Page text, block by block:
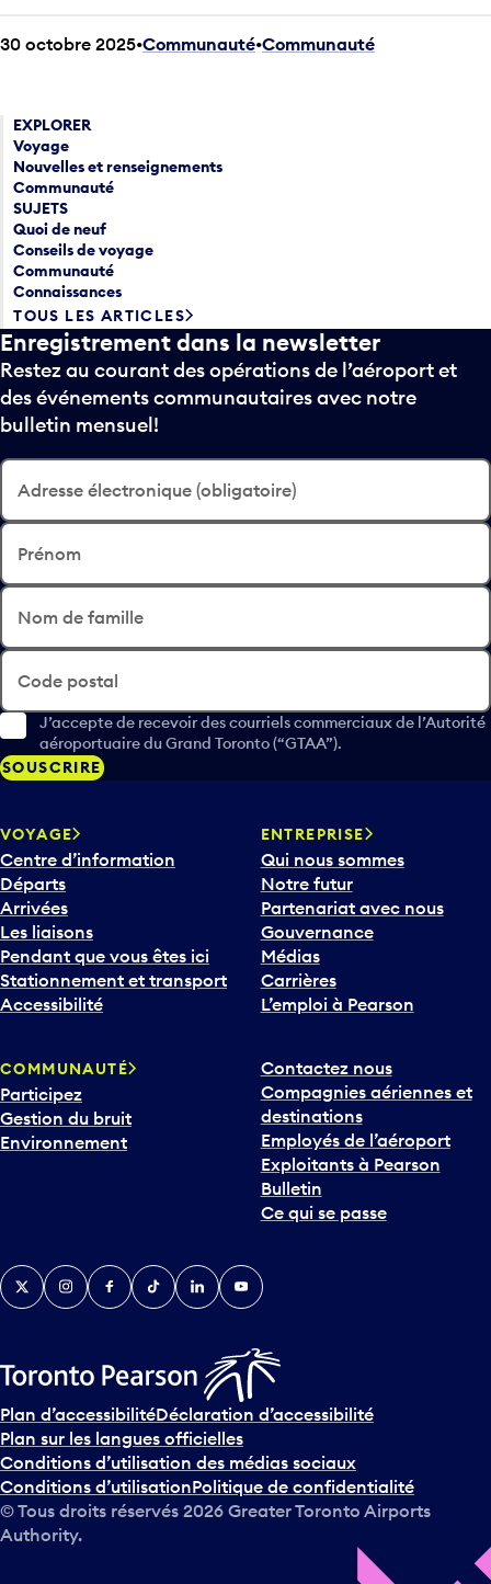
30 octobre 2025 Communauté•Communauté
EXPLORER
Voyage
Nouvelles et renseignements
Communauté
SUJETS
Quoi de neuf
Conseils de voyage
Communauté
Connaissances
TOUS LES ARTICLES
Enregistrement dans la newsletter
Restez au courant des opérations de l’aéroport et
des événements communautaires avec notre
bulletin mensuel!
Adresse électronique (obligatoire)
Prénom
Nom de famille
Code postal
J’accepte de recevoir des courriels commerciaux de l’Autorité
aéroportuaire du Grand Toronto (“GTAA”).
SOUSCRIRE
VOYAGE
Centre d’information
Départs
Arrivées
Les liaisons
Pendant que vous êtes ici
Stationnement et transport
Accessibilité
ENTREPRISE
Qui nous sommes
Notre futur
Partenariat avec nous
Gouvernance
Médias
Carrières
L’emploi à Pearson
COMMUNAUTÉ
Participez
Gestion du bruit
Environnement
Contactez nous
Compagnies aériennes et
destinations
Employés de l’aéroport
Exploitants à Pearson
Bulletin
Ce qui se passe
TwitterInstagramFacebook
TikTokLinkedInYouTube
Plan d’accessibilitéDéclaration d’accessibilité
Plan sur les langues officielles
Conditions d’utilisation des médias sociaux
Conditions d’utilisationPolitique de confidentialité
© Tous droits réservés 2026 Greater Toronto Airports
Authority.